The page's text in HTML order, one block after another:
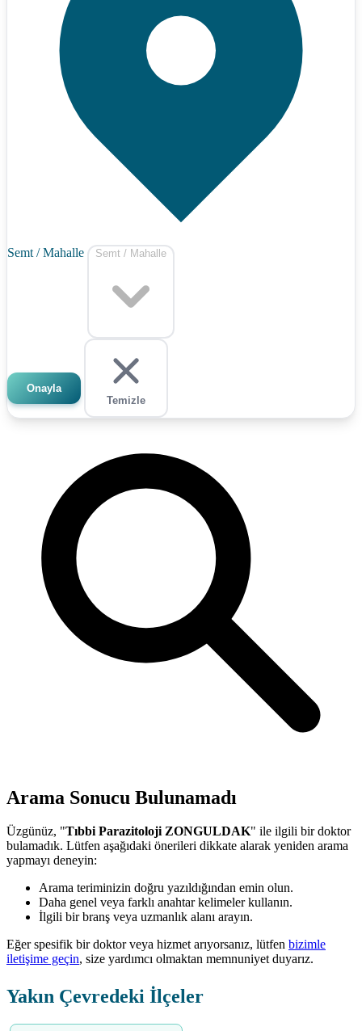
Semt / Mahalle Semt / Mahalle
Onayla
Temizle
Arama Sonucu Bulunamadı
Üzgünüz, "Tıbbi Parazitoloji ZONGULDAK" ile ilgili bir doktor
bulamadık. Lütfen aşağıdaki önerileri dikkate alarak yeniden arama
yapmayı deneyin:
Arama teriminizin doğru yazıldığından emin olun.
Daha genel veya farklı anahtar kelimeler kullanın.
İlgili bir branş veya uzmanlık alanı arayın.
Eğer spesifik bir doktor veya hizmet arıyorsanız, lütfen bizimle
iletişime geçin, size yardımcı olmaktan memnuniyet duyarız.
Yakın Çevredeki İlçeler